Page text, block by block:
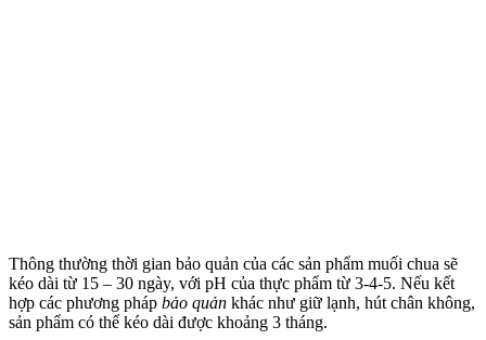
Thông thường thời gian bảo quản của các sản phẩm muối chua sẽ
kéo dài từ 15 – 30 ngày, với pH của thực phẩm từ 3-4-5. Nếu kết
hợp các phương pháp bảo quản khác như giữ lạnh, hút chân không,
sản phẩm có thể kéo dài được khoảng 3 tháng.